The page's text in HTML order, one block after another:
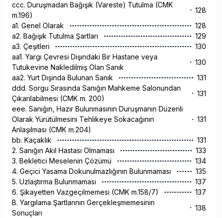
ccc. Duruşmadan Bağışık (Vareste) Tutulma (CMK
m.196)
128
a1. Genel Olarak
128
a2. Bağışık Tutulma Şartları
129
a3. Çeşitleri
130
aa1. Yargı Çevresi Dışındaki Bir Hastane veya
Tutukevine Nakledilmiş Olan Sanık
130
aa2. Yurt Dışında Bulunan Sanık
131
ddd. Sorgu Sırasında Sanığın Mahkeme Salonundan
Çıkarılabilmesi (CMK m. 200)
131
eee. Sanığın, Hazır Bulunmasının Duruşmanın Düzenli
Olarak Yürütülmesini Tehlikeye Sokacağının
Anlaşılması (CMK m.204)
131
bb. Kaçaklık
131
2. Sanığın Akıl Hastası Olmaması
133
3. Bekletici Meselenin Çözümü
134
4. Geçici Yasama Dokunulmazlığının Bulunmaması
135
5. Uzlaştırma Bulunmaması
137
6. Şikayetten Vazgeçilmemesi (CMK m.158/7)
137
B. Yargılama Şartlarının Gerçekleşmemesinin
Sonuçları
138